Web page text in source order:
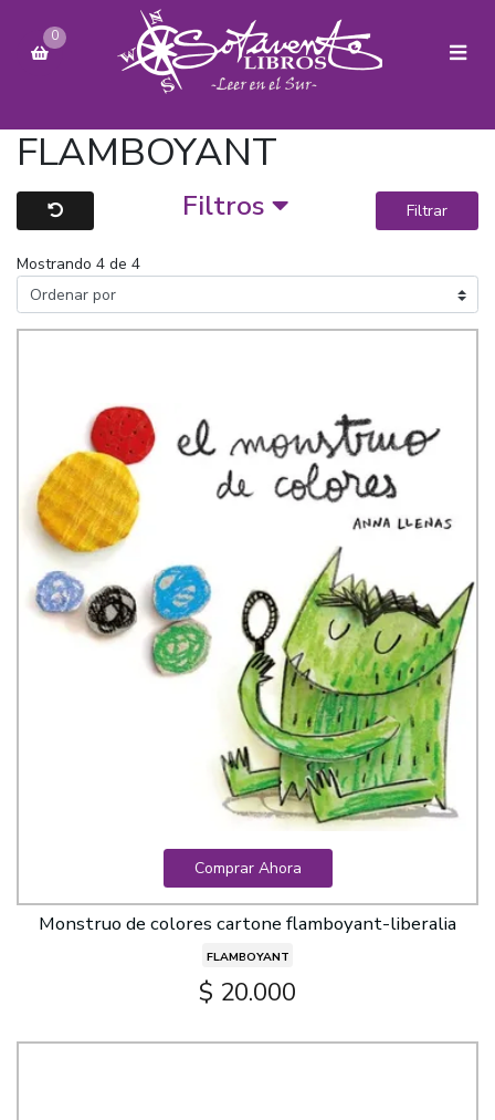
0
FLAMBOYANT
Filtros Filtrar
Mostrando 4 de 4
Comprar Ahora
Monstruo de colores cartone flamboyant-liberalia
FLAMBOYANT
$ 20.000